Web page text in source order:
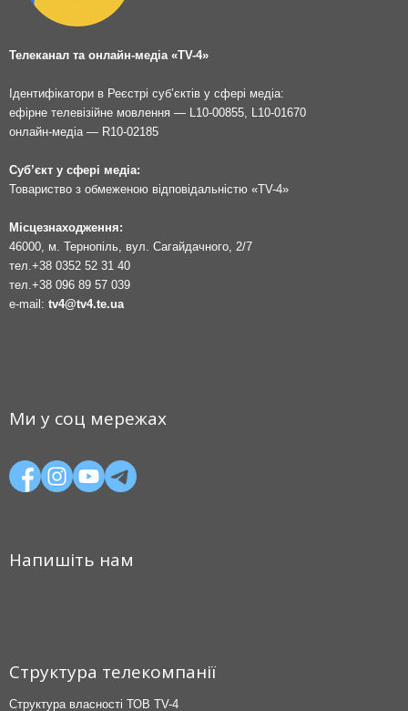
Телеканал та онлайн-медіа «TV-4»
Ідентифікатори в Реєстрі суб’єктів у сфері медіа:
ефірне телевізійне мовлення — L10-00855, L10-01670
онлайн-медіа — R10-02185
Суб’єкт у сфері медіа:
Товариство з обмеженою відповідальністю «TV-4»
Місцезнаходження:
46000, м. Тернопіль, вул. Сагайдачного, 2/7
тел. +38 0352 52 31 40
тел. +38 096 89 57 039
e-mail: tv4@tv4.te.ua
Ми у соц мережах
Напишіть нам
Структура телекомпанії
Структура власності ТОВ TV-4